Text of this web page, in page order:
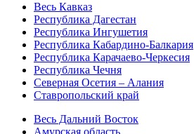
Весь Кавказ
Республика Дагестан
Республика Ингушетия
Республика Кабардино-Балкария
Республика Карачаево-Черкесия
Республика Чечня
Северная Осетия – Алания
Ставропольский край
Весь Дальний Восток
Амурская область